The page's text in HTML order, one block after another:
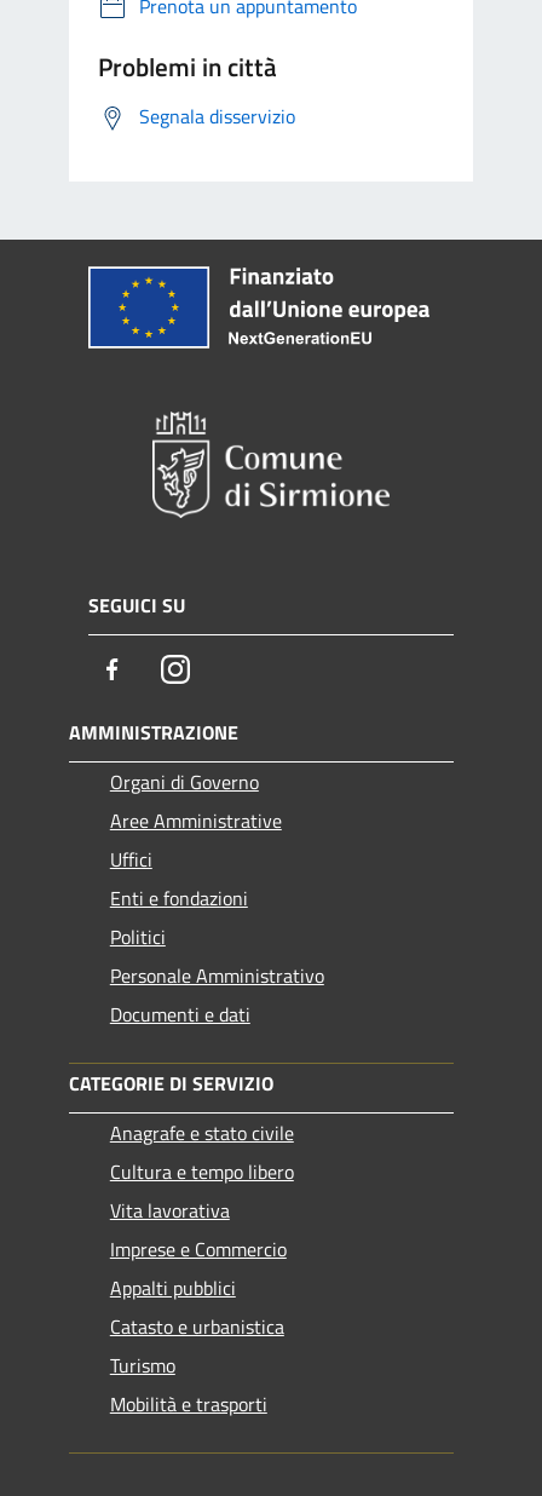
Prenota un appuntamento
Problemi in città
Segnala disservizio
SEGUICI SU
FacebookInstagram
AMMINISTRAZIONE
Organi di Governo
Aree Amministrative
Uffici
Enti e fondazioni
Politici
Personale Amministrativo
Documenti e dati
CATEGORIE DI SERVIZIO
Anagrafe e stato civile
Cultura e tempo libero
Vita lavorativa
Imprese e Commercio
Appalti pubblici
Catasto e urbanistica
Turismo
Mobilità e trasporti